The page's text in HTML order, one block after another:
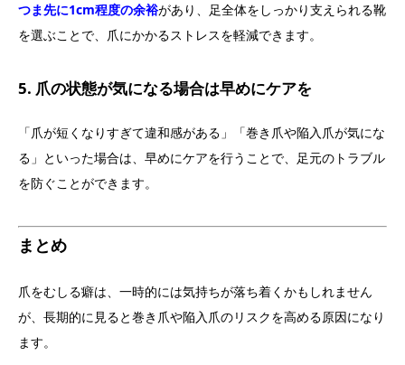
つま先に1cm程度の余裕があり、足全体をしっかり支えられる靴
を選ぶことで、爪にかかるストレスを軽減できます。
5. 爪の状態が気になる場合は早めにケアを
「爪が短くなりすぎて違和感がある」「巻き爪や陥入爪が気にな
る」といった場合は、早めにケアを行うことで、足元のトラブル
を防ぐことができます。
まとめ
爪をむしる癖は、一時的には気持ちが落ち着くかもしれません
が、長期的に見ると巻き爪や陥入爪のリスクを高める原因になり
ます。